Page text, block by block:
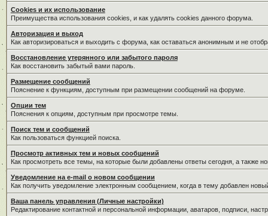
Cookies и их использование
Преимущества использования cookies, и как удалять cookies данного форума.
Авторизация и выход
Как авторизироваться и выходить с форума, как оставаться анонимным и не
Восстановление утерянного или забытого пароля
Как восстановить забытый вами пароль.
Размещение сообщений
Пояснение к функциям, доступным при размещении сообщений на форуме.
Опции тем
Пояснения к опциям, доступным при просмотре темы.
Поиск тем и сообщений
Как пользоваться функцией поиска.
Просмотр активных тем и новых сообщений
Как просмотреть все темы, на которые были добавлены ответы сегодня, а также
Уведомление на е-mail о новом сообщении
Как получить уведомление электронным сообщением, когда в тему добавлен
Ваша панель управления (Личные настройки)
Редактирование контактной и персональной информации, аватаров, подписи,